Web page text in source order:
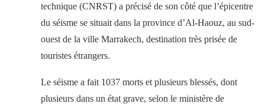
technique (CNRST) a précisé de son côté que l’épicentre
du séisme se situait dans la province d’Al-Haouz, au sud-
ouest de la ville Marrakech, destination très prisée de
touristes étrangers.
Le séisme a fait 1037 morts et plusieurs blessés, dont
plusieurs dans un état grave, selon le ministère de